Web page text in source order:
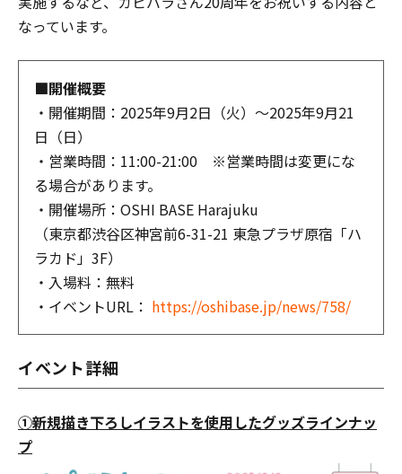
なっています。
■開催概要
・開催期間：2025年9月2日（火）～2025年9月21
日（日）
・営業時間：11:00-21:00 ※営業時間は変更にな
る場合があります。
・開催場所：OSHI BASE Harajuku
（東京都渋谷区神宮前6-31-21 東急プラザ原宿「ハ
ラカド」3F）
・入場料：無料
・イベントURL： https://oshibase.jp/news/758/
イベント詳細
①新規描き下ろしイラストを使用したグッズラインナッ
プ